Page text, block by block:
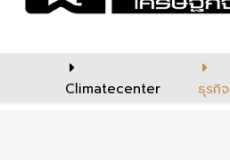
Climatecenter ธุรกิจ